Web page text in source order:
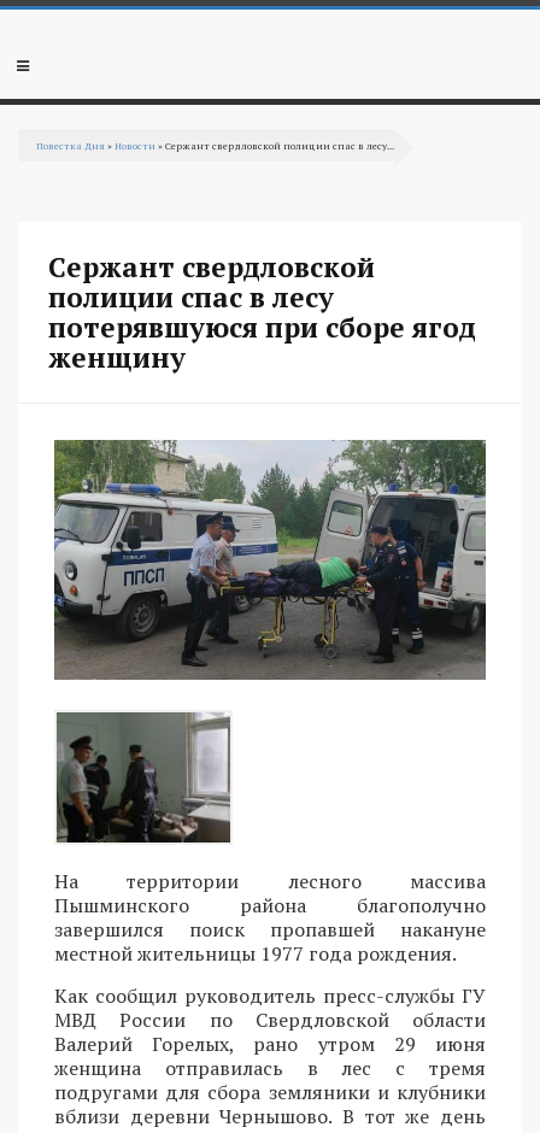
Перейти к основному содержанию
Мобильное
Повестка Дня »Новости » Сержант свердловской полиции спас в лесу...
Сержант свердловской
полиции спас в лесу
потерявшуюся при сборе ягод
женщину
На территории лесного массива
Пышминского района благополучно
завершился поиск пропавшей накануне
местной жительницы 1977 года рождения.
Как сообщил руководитель пресс-службы ГУ
МВД России по Свердловской области
Валерий Горелых, рано утром 29 июня
женщина отправилась в лес с тремя
подругами для сбора земляники и клубники
вблизи деревни Чернышово. В тот же день